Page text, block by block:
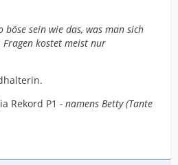
sein wie das, was man sich
kostet meist nur
Rekord P1 - namens Betty (Tante